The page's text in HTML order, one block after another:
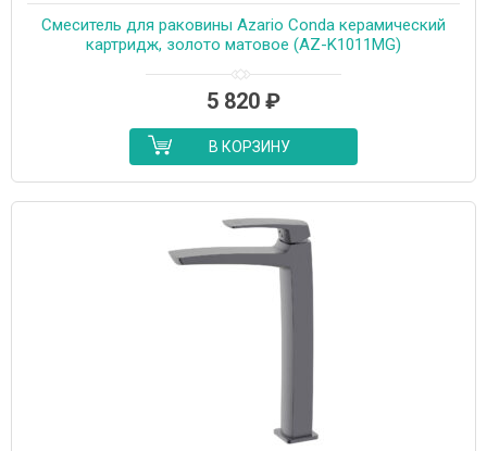
Cмеситель для раковины Azario Conda керамический
картридж, золото матовое (AZ-K1011MG)
5 820 ₽
В КОРЗИНУ